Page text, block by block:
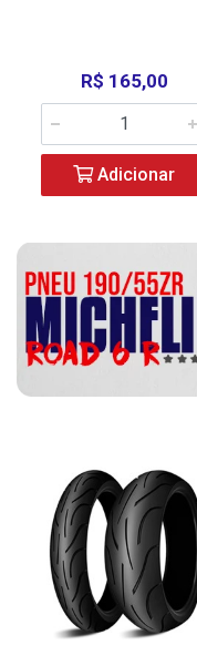
R$ 165,00
Adicionar